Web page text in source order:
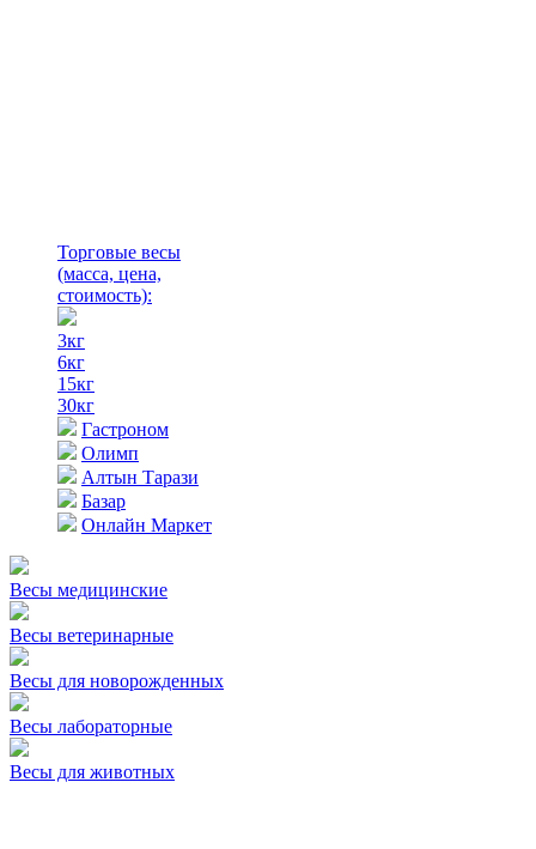
Торговые весы
(масса, цена,
стоимость):
3кг
6кг
15кг
30кг
Гастроном
Олимп
Алтын Тарази
Базар
Онлайн Маркет
Весы медицинские
Весы ветеринарные
Весы для новорожденных
Весы лабораторные
Весы для животных